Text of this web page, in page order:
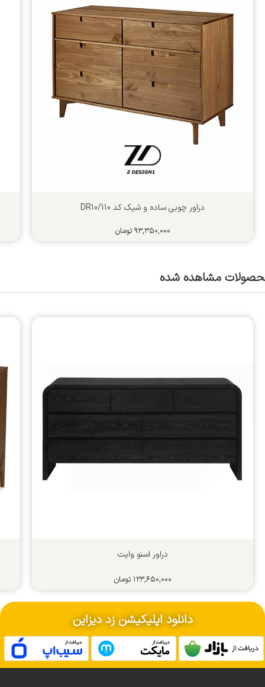
دراور چوبی ساده و شیک کد 110/DR10
۹۳,۳۵۰,۰۰۰ تومان
مشاهده شده
دراور اسنو وایت
۱۲۳,۶۵۰,۰۰۰ تومان
دانلود اپلیکیشن زد دیزاین